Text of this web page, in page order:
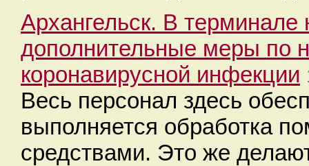
Архангельск. В
дополнительные меры по
коронавирусной инфекции
Весь персонал здесь
выполняется обработка
средствами. Это же